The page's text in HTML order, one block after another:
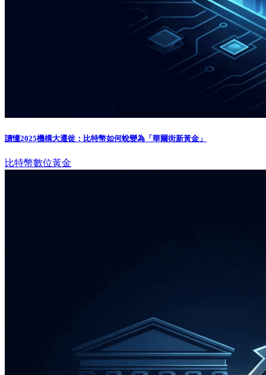
讀懂2025機構大遷徙：比特幣如何蛻變為「華爾街新黃金」
比特幣數位黃金